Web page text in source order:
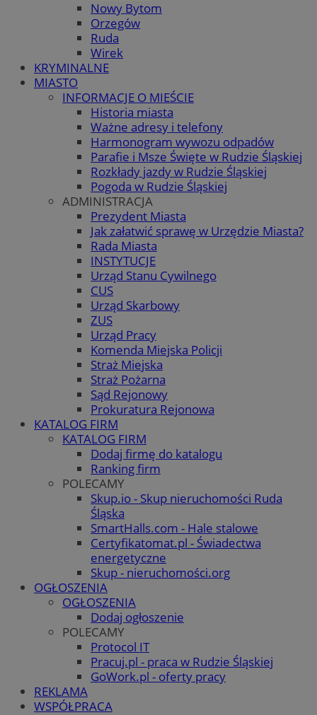
Nowy Bytom
Orzegów
Ruda
Wirek
KRYMINALNE
MIASTO
INFORMACJE O MIEŚCIE
Historia miasta
Ważne adresy i telefony
Harmonogram wywozu odpadów
Parafie i Msze Święte w Rudzie Śląskiej
Rozkłady jazdy w Rudzie Śląskiej
Pogoda w Rudzie Śląskiej
ADMINISTRACJA
Prezydent Miasta
Jak załatwić sprawę w Urzędzie Miasta?
Rada Miasta
INSTYTUCJE
Urząd Stanu Cywilnego
CUS
Urząd Skarbowy
ZUS
Urząd Pracy
Komenda Miejska Policji
Straż Miejska
Straż Pożarna
Sąd Rejonowy
Prokuratura Rejonowa
KATALOG FIRM
KATALOG FIRM
Dodaj firmę do katalogu
Ranking firm
POLECAMY
Skup.io - Skup nieruchomości Ruda
Śląska
SmartHalls.com - Hale stalowe
Certyfikatomat.pl - Świadectwa
energetyczne
Skup - nieruchomości.org
OGŁOSZENIA
OGŁOSZENIA
Dodaj ogłoszenie
POLECAMY
Protocol IT
Pracuj.pl - praca w Rudzie Śląskiej
GoWork.pl - oferty pracy
REKLAMA
WSPÓŁPRACA